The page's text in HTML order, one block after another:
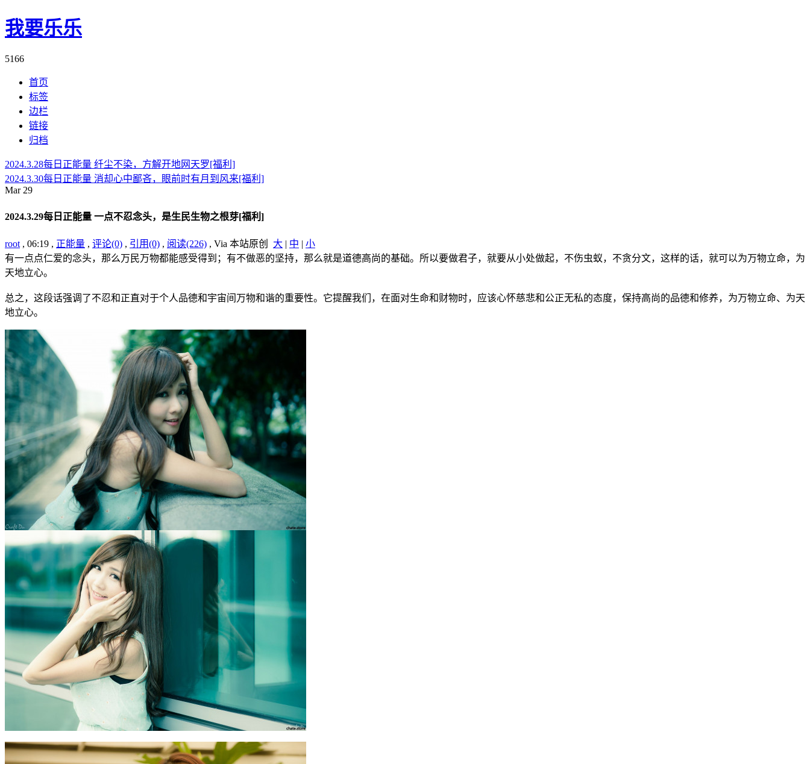
我要乐乐
5166
首页
标签
边栏
链接
归档
2024.3.28每日正能量 纤尘不染，方解开地网天罗[福利]
2024.3.30每日正能量 消却心中鄙吝，眼前时有月到风来[福利]
Mar 29
2024.3.29每日正能量 一点不忍念头，是生民生物之根芽[福利]
root, 06:19 , 正能量 , 评论(0) , 引用(0) , 阅读(226) , Via 本站原创 大 | 中 | 小
有一点点仁爱的念头，那么万民万物都能感受得到；有不做恶的坚持，那么就是道德高尚的基础。所以要做君子，就要从小处做起，不伤虫蚁，不贪分文，这样的话，就可以为万物立命，为
天地立心。
总之，这段话强调了不忍和正直对于个人品德和宇宙间万物和谐的重要性。它提醒我们，在面对生命和财物时，应该心怀慈悲和公正无私的态度，保持高尚的品德和修养，为万物立命、为天
地立心。